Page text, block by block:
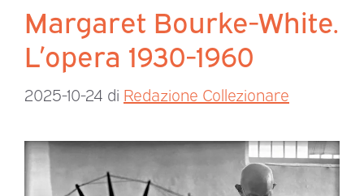
Margaret Bourke-White.
L’opera 1930-1960
2025-10-24 di Redazione Collezionare